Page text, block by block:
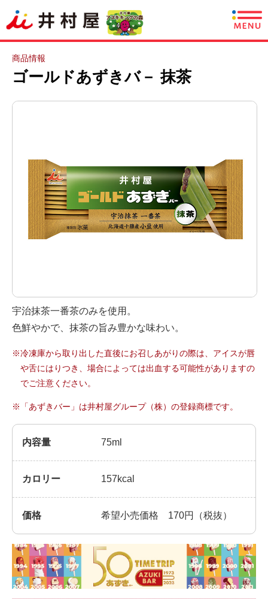
商品情報
企業情報
採用情報
English
商品情報
ゴールドあずきバ－ 抹茶
宇治抹茶一番茶のみを使用。
色鮮やかで、抹茶の旨み豊かな味わい。
※冷凍庫から取り出した直後にお召しあがりの際は、アイスが唇
や舌にはりつき、場合によっては出血する可能性がありますの
でご注意ください。
※「あずきバー」は井村屋グループ（株）の登録商標です。
内容量 75ml
カロリー 157kcal
価格 希望小売価格 170円（税抜）